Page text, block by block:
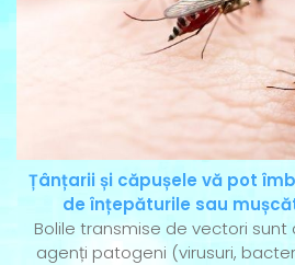
Țânțarii și căpușele vă pot
de înțepăturile sau
Bolile transmise de vectori
agenți patogeni (virusuri,